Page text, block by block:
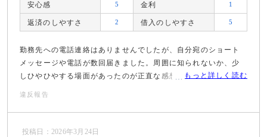
安心感 5 金利 1
返済のしやすさ 2 借入のしやすさ 5
勤務先への電話連絡はありませんでしたが、自分宛のショート
メッセージや電話が数回届きました。周囲に知られないか、少
しひやひやする場面があったのが正直な感想です。もっと詳しく読む
違反報告
投稿日：2026年3月24日